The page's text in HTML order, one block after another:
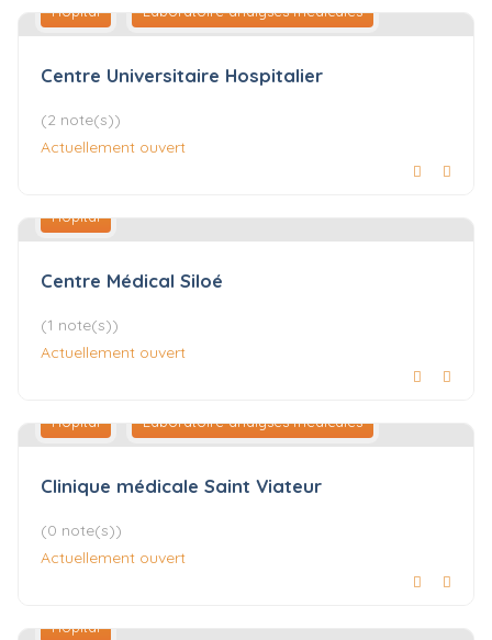
Hôpital Laboratoire analyses médicales
Centre Universitaire Hospitalier
(2 note(s))
Actuellement ouvert
Hôpital
Centre Médical Siloé
(1 note(s))
Actuellement ouvert
Hôpital Laboratoire analyses médicales
Clinique médicale Saint Viateur
(0 note(s))
Actuellement ouvert
Hôpital